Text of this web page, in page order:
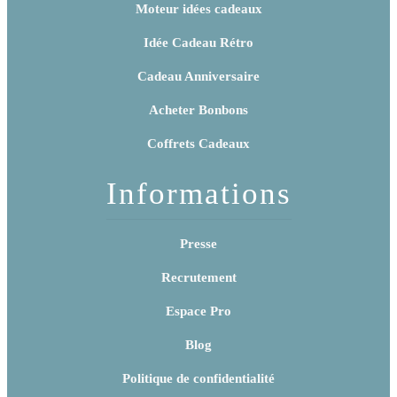
Moteur idées cadeaux
Idée Cadeau Rétro
Cadeau Anniversaire
Acheter Bonbons
Coffrets Cadeaux
Informations
Presse
Recrutement
Espace Pro
Blog
Politique de confidentialité